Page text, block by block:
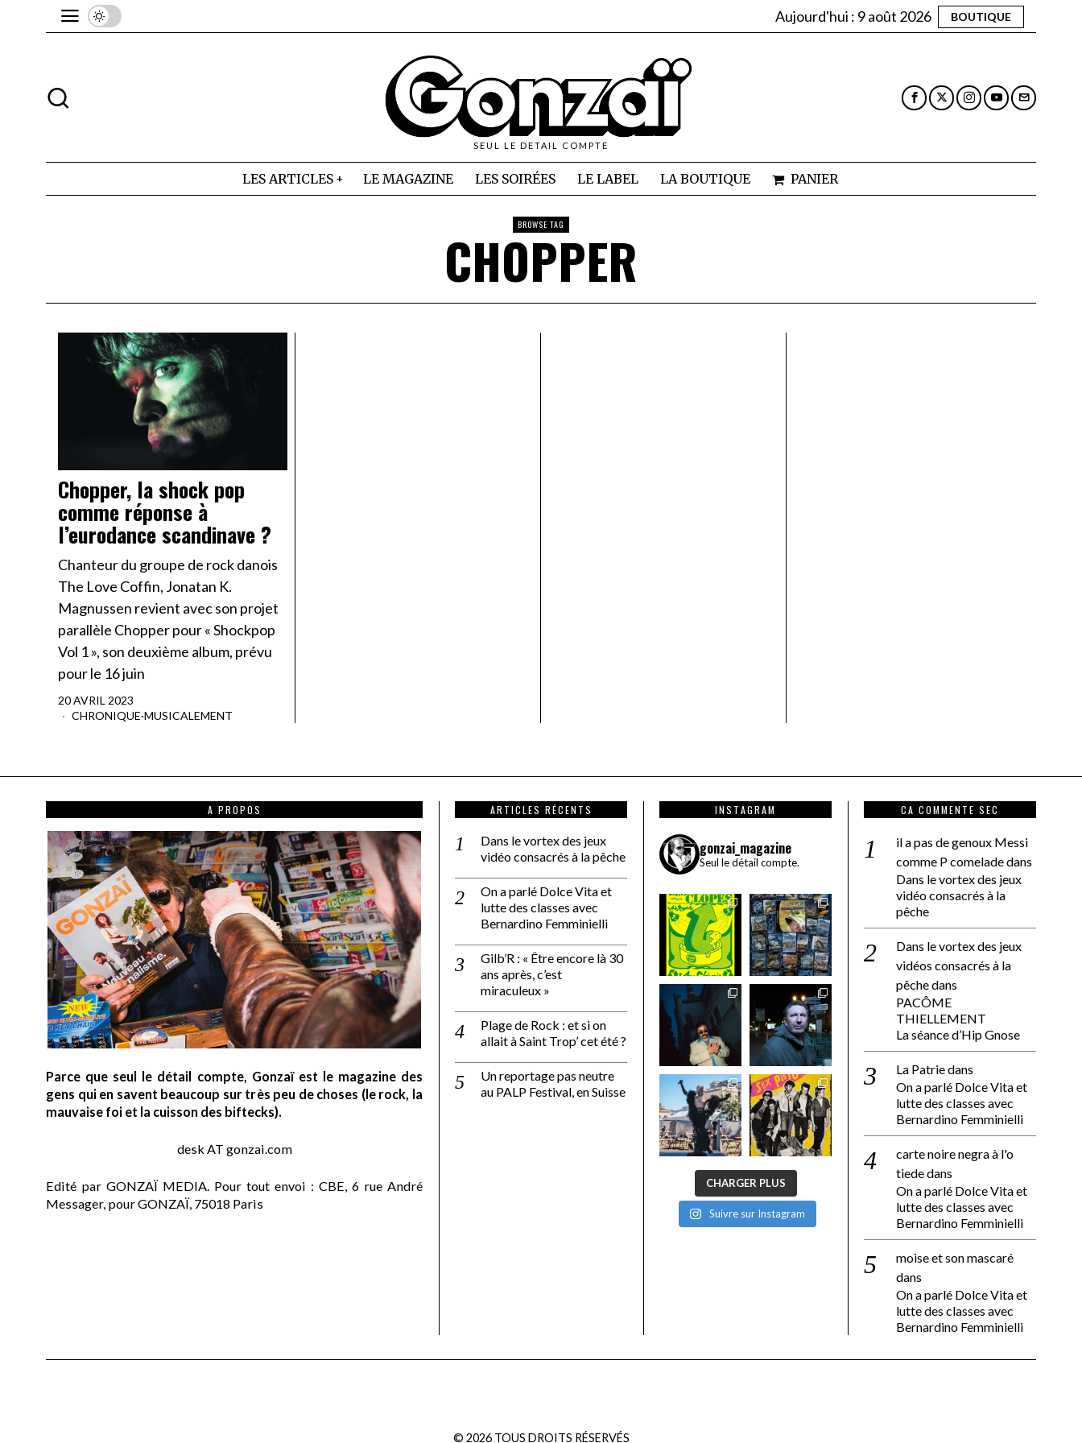
Aujourd'hui : 9 août 2026 BOUTIQUE
SEUL LE DETAIL COMPTE
LES ARTICLES LE MAGAZINE LES SOIRÉES LE LABEL LA BOUTIQUE PANIER
BROWSE TAG
CHOPPER
Chopper, la shock pop
comme réponse à
l’eurodance scandinave ?
Chanteur du groupe de rock danois
The Love Coffin, Jonatan K.
Magnussen revient avec son projet
parallèle Chopper pour « Shockpop
Vol 1 », son deuxième album, prévu
pour le 16 juin
20 AVRIL 2023
CHRONIQUE·MUSICALEMENT
A PROPOS
Parce que seul le détail compte, Gonzaï est le magazine des
gens qui en savent beaucoup sur très peu de choses (le rock, la
mauvaise foi et la cuisson des biftecks).
desk AT gonzai.com
Edité par GONZAÏ MEDIA. Pour tout envoi : CBE, 6 rue André
Messager, pour GONZAÏ, 75018 Paris
ARTICLES RÉCENTS
Dans le vortex des jeux
vidéo consacrés à la pêche
On a parlé Dolce Vita et
lutte des classes avec
Bernardino Femminielli
Gilb’R : « Être encore là 30
ans après, c’est
miraculeux »
Plage de Rock : et si on
allait à Saint Trop’ cet été ?
Un reportage pas neutre
au PALP Festival, en Suisse
INSTAGRAM
gonzai_magazine
Seul le détail compte.
CHARGER PLUS
Suivre sur Instagram
CA COMMENTE SEC
il a pas de genoux Messi
comme P comeladedans
Dans le vortex des jeux
vidéo consacrés à la
pêche
Dans le vortex des jeux
vidéos consacrés à la
pêchedans
PACÔME
THIELLEMENT
La séance d’Hip Gnose
La Patriedans
On a parlé Dolce Vita et
lutte des classes avec
Bernardino Femminielli
carte noire negra à l'o
tiededans
On a parlé Dolce Vita et
lutte des classes avec
Bernardino Femminielli
moise et son mascaré
dans
On a parlé Dolce Vita et
lutte des classes avec
Bernardino Femminielli
© 2026TOUS DROITS RÉSERVÉS